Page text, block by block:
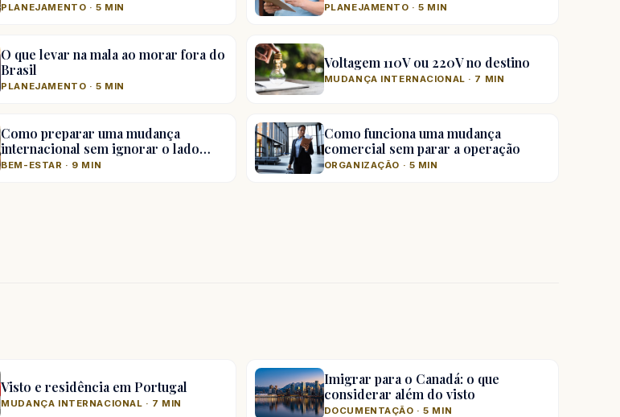
PLANEJAMENTO · 5 MIN PLANEJAMENTO · 5 MIN
O que levar na mala ao morar fora do
Brasil
PLANEJAMENTO · 5 MIN
Voltagem 110V ou 220V no destino
MUDANÇA INTERNACIONAL · 7 MIN
Como preparar uma mudança
internacional sem ignorar o lado…
BEM-ESTAR · 9 MIN
Como funciona uma mudança
comercial sem parar a operação
ORGANIZAÇÃO · 5 MIN
Visto e residência em Portugal
MUDANÇA INTERNACIONAL · 7 MIN
Imigrar para o Canadá: o que
considerar além do visto
DOCUMENTAÇÃO · 5 MIN